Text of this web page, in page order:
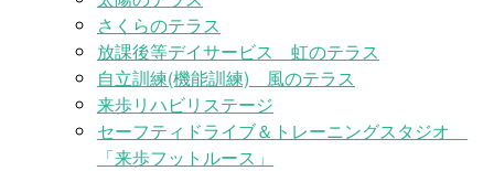
さくらのテラス
放課後等デイサービス 虹のテラス
自立訓練(機能訓練) 風のテラス
来歩リハビリステージ
セーフティドライブ＆トレーニングスタジオ
「来歩フットルース」